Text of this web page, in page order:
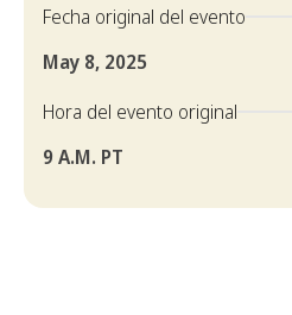
Fecha original del evento
May 8, 2025
Hora del evento original
9 A.M. PT